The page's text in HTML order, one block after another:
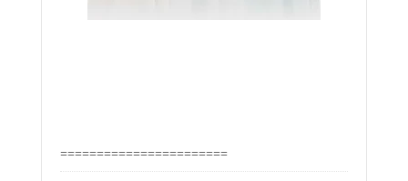
=======================